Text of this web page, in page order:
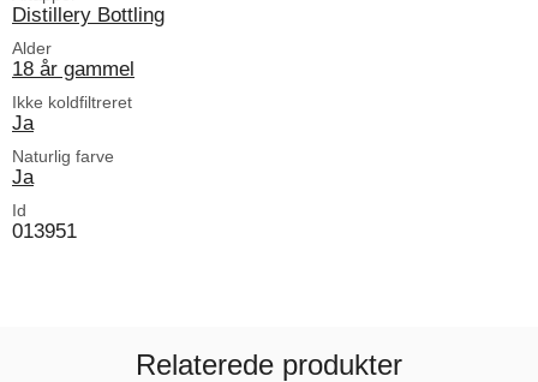
Distillery Bottling
Alder
18 år gammel
Ikke koldfiltreret
Ja
Naturlig farve
Ja
Id
013951
Relaterede produkter